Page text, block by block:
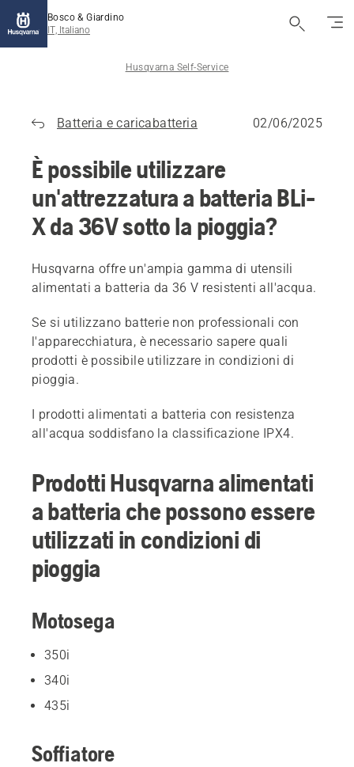
Bosco & Giardino
IT, Italiano
Husqvarna Self-Service
Batteria e caricabatteria 02/06/2025
È possibile utilizzare
un'attrezzatura a batteria BLi-
X da 36V sotto la pioggia?
Husqvarna offre un'ampia gamma di utensili
alimentati a batteria da 36 V resistenti all'acqua.
Se si utilizzano batterie non professionali con
l'apparecchiatura, è necessario sapere quali
prodotti è possibile utilizzare in condizioni di
pioggia.
I prodotti alimentati a batteria con resistenza
all'acqua soddisfano la classificazione IPX4.
Prodotti Husqvarna alimentati
a batteria che possono essere
utilizzati in condizioni di
pioggia
Motosega
350i
340i
435i
Soffiatore